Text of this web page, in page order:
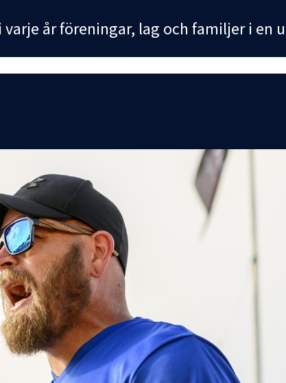
år föreningar, lag och familjer i en